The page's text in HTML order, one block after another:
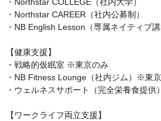
・Northstar COLLEGE（社内大学）
・Northstar CAREER（社内公募制）
・NB English Lesson（専属ネイティブ
【健康支援】
・戦略的仮眠室 ※東京のみ
・NB Fitness Lounge（社内ジム）※東
・ウェルネスサポート（完全栄養食提供）
【ワークライフ両立支援】